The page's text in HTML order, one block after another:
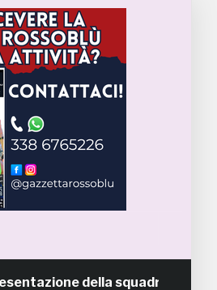
della squadra in piazza